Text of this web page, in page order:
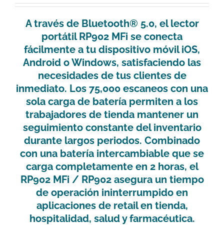
A través de Bluetooth® 5.0, el lector
portátil RP902 MFi se conecta
fácilmente a tu dispositivo móvil iOS,
Android o Windows, satisfaciendo las
necesidades de tus clientes de
inmediato. Los 75,000 escaneos con una
sola carga de batería permiten a los
trabajadores de tienda mantener un
seguimiento constante del inventario
durante largos periodos. Combinado
con una batería intercambiable que se
carga completamente en 2 horas, el
RP902 MFi / RP902 asegura un tiempo
de operación ininterrumpido en
aplicaciones de retail en tienda,
hospitalidad, salud y farmacéutica.